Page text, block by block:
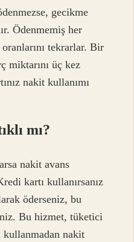
gecikme
Ödenmemiş her
tekrarlar. Bir
miktarını üç kez
nakit kullanımı
mı?
nakit avans
kartı kullanırsanız
öderseniz, bu
Bu hizmet, tüketici
nakit